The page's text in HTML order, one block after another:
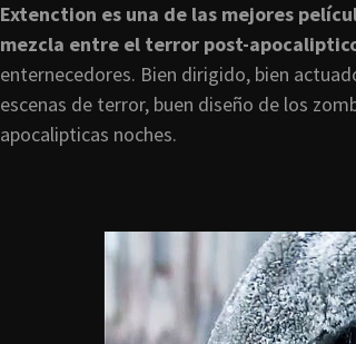
Extenction es una de las mejores
mezcla entre el terror post-
enternecedores. Bien dirigido, bien
escenas de terror, buen diseño de los
apocalipticas noches.